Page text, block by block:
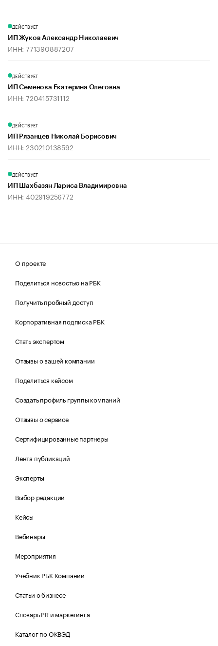
ДЕЙСТВУЕТ
ИП Жуков Александр Николаевич
ИНН: 771390887207
ДЕЙСТВУЕТ
ИП Семенова Екатерина Олеговна
ИНН: 720415731112
ДЕЙСТВУЕТ
ИП Рязанцев Николай Борисович
ИНН: 230210138592
ДЕЙСТВУЕТ
ИП Шахбазян Лариса Владимировна
ИНН: 402919256772
О проекте
Поделиться новостью на РБК
Получить пробный доступ
Корпоративная подписка РБК
Стать экспертом
Отзывы о вашей компании
Поделиться кейсом
Создать профиль группы компаний
Отзывы о сервисе
Сертифицированные партнеры
Лента публикаций
Эксперты
Выбор редакции
Кейсы
Вебинары
Мероприятия
Учебник РБК Компании
Статьи о бизнесе
Словарь PR и маркетинга
Каталог по ОКВЭД